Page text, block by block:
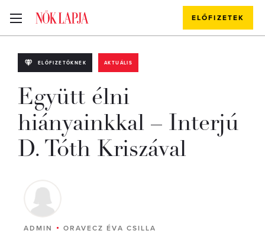
ELŐFIZETEK
ELŐFIZETŐKNEK AKTUÁLIS
Együtt élni
hiányainkkal – Interjú
D. Tóth Kriszával
ADMIN ORAVECZ ÉVA CSILLA